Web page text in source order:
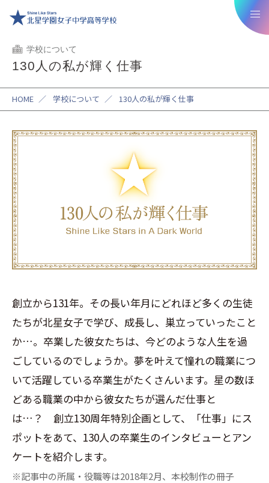
学校について
130人の私が輝く仕事
HOME ／ 学校について ／ 130人の私が輝く仕事
創立から131年。その長い年月にどれほど多くの生徒
たちが北星女子で学び、成長し、巣立っていったこと
か…。卒業した彼女たちは、今どのような人生を過
ごしているのでしょうか。夢を叶えて憧れの職業につ
いて活躍している卒業生がたくさんいます。星の数ほ
どある職業の中から彼女たちが選んだ仕事と
は…？ 創立130周年特別企画として、「仕事」にス
ポットをあて、130人の卒業生のインタビューとアン
ケートを紹介します。
※記事中の所属・役職等は2018年2月、本校制作の冊子